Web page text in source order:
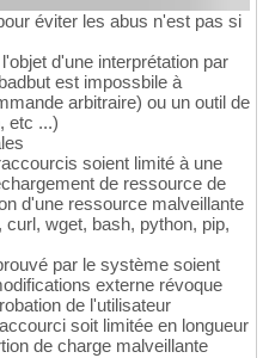
éviter les abus n'est pas si
d'une interprétation par
est impossbile à
arbitraire) ou un outil de
etc ...)
soient limité à une
de ressource de
d'une ressource malveillante
wget, bash, python, pip,
par le système soient
externe révoque
de l'utilisateur
soit limitée en longueur
de charge malveillante